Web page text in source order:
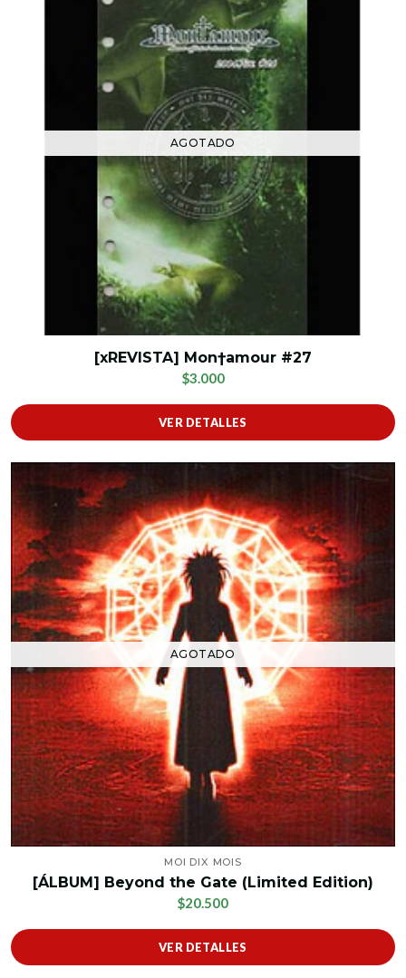
AGOTADO
[xREVISTA] Mon†amour #27
$3.000
VER DETALLES
AGOTADO
MOI DIX MOIS
[ÁLBUM] Beyond the Gate (Limited Edition)
$20.500
VER DETALLES